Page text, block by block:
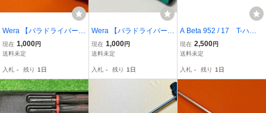
Wera 【バラドライバー】
ボールポイントHEX 352i
1/2 × 150
現在 1,000円
送料未定
入札 - 残り 1日
Wera 【バラドライバー】
イジリ止め穴付き TORX
367BO / TX40
現在 1,000円
送料未定
入札 - 残り 1日
A Beta 952 / 17 T-ハン
ドル スライド式 フレック
スBOXレンチ 17mm
現在 2,500円
送料未定
入札 - 残り 1日